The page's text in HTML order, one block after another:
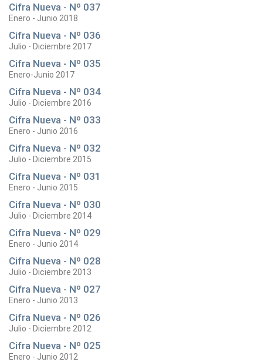
Cifra Nueva - Nº 037
Enero - Junio 2018
Cifra Nueva - Nº 036
Julio - Diciembre 2017
Cifra Nueva - Nº 035
Enero-Junio 2017
Cifra Nueva - Nº 034
Julio - Diciembre 2016
Cifra Nueva - Nº 033
Enero - Junio 2016
Cifra Nueva - Nº 032
Julio - Diciembre 2015
Cifra Nueva - Nº 031
Enero - Junio 2015
Cifra Nueva - Nº 030
Julio - Diciembre 2014
Cifra Nueva - Nº 029
Enero - Junio 2014
Cifra Nueva - Nº 028
Julio - Diciembre 2013
Cifra Nueva - Nº 027
Enero - Junio 2013
Cifra Nueva - Nº 026
Julio - Diciembre 2012
Cifra Nueva - Nº 025
Enero - Junio 2012